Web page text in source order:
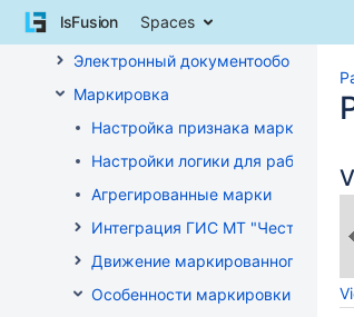
Skip
breadcrumbs
lsFusion Spaces
ЭСЧФ
Электронный документооборот (РБ)
Маркировка
Настройка признака маркировки
Настройки логики для работы с
Агрегированные марки
Интеграция ГИС МТ "Честный
Движение маркированного товара
Особенности маркировки РБ